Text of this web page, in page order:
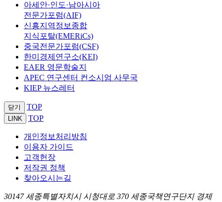
아세안·인도·남아시아
전문가포럼(AIF)
신흥지역정보종합
지식포탈(EMERiCs)
중국전문가포럼(CSF)
한미경제연구소(KEI)
EAER 영문학술지
APEC 연구센터 컨소시엄 사무국
KIEP 뉴스레터
닫기 TOP
LINK TOP
개인정보처리방침
이용자 가이드
고객헌장
저작권 정책
찾아오시는길
30147 세종특별자치시 시청대로 370 세종국책연구단지 경제